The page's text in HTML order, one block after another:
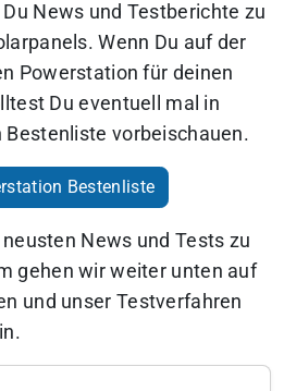
News und Testberichte zu
Wenn Du auf der
Powerstation für deinen
Du eventuell mal in
vorbeischauen.
Bestenliste
News und Tests zu
gehen wir weiter unten auf
und unser Testverfahren